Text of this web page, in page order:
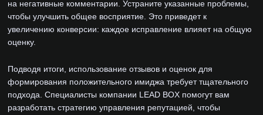
на негативные комментарии. Устраните указанные проблемы,
чтобы улучшить общее восприятие. Это приведет к
увеличению конверсии: каждое исправление влияет на общую
оценку.
Подводя итоги, использование отзывов и оценок для
формирования положительного имиджа требует тщательного
подхода. Специалисты компании LEAD BOX помогут вам
разработать стратегию управления репутацией, чтобы